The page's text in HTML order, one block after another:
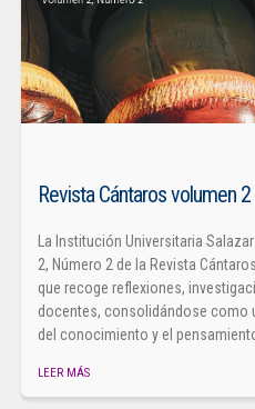
Revista Cántaros volumen 2
La Institución Universitaria
2, Número 2 de la Revista
que recoge reflexiones,
docentes, consolidándose como
del conocimiento y el
LEER MÁS